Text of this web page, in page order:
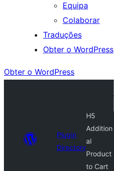
Equipa
Colaborar
Traduções
Obter o WordPress
Obter o WordPress
Plugin
Directory
H5
Addition
al
Product
to Cart